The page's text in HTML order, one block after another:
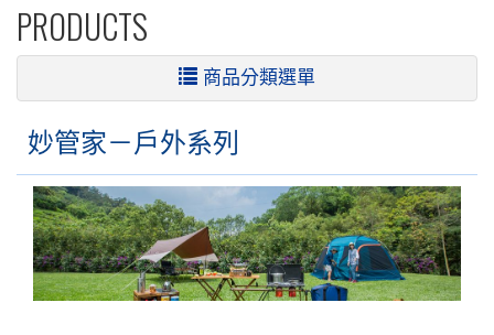
PRODUCTS
商品分類選單
妙管家－戶外系列